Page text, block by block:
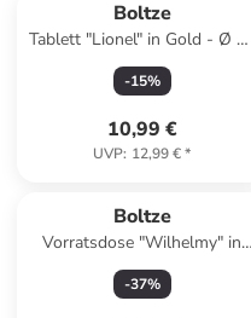
Boltze
Tablett "Lionel" in Gold - Ø 25
cm
-15%
10,99 €
UVP: 12,99 €*
Boltze
Vorratsdose "Wilhelmy" in
Braun - (H)16,5 x Ø 12 cm
-37%